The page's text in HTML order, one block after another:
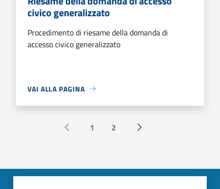
civico generalizzato
Procedimento di riesame della domanda di
accesso civico generalizzato
VAI ALLA PAGINA
Pagina precedente
1 2 Successiva »